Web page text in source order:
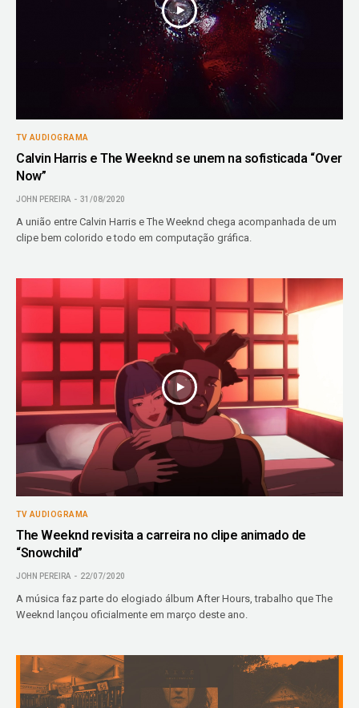
TV AUDIOGRAMA
Calvin Harris e The Weeknd se unem na sofisticada “Over
Now”
JOHN PEREIRA 31/08/2020
A união entre Calvin Harris e The Weeknd chega acompanhada de um
clipe bem colorido e todo em computação gráfica.
TV AUDIOGRAMA
The Weeknd revisita a carreira no clipe animado de
“Snowchild”
JOHN PEREIRA 22/07/2020
A música faz parte do elogiado álbum After Hours, trabalho que The
Weeknd lançou oficialmente em março deste ano.